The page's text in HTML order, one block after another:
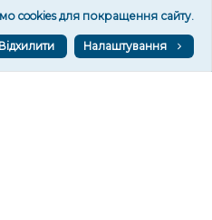
cookies для покращення сайту.
Відхилити Налаштування